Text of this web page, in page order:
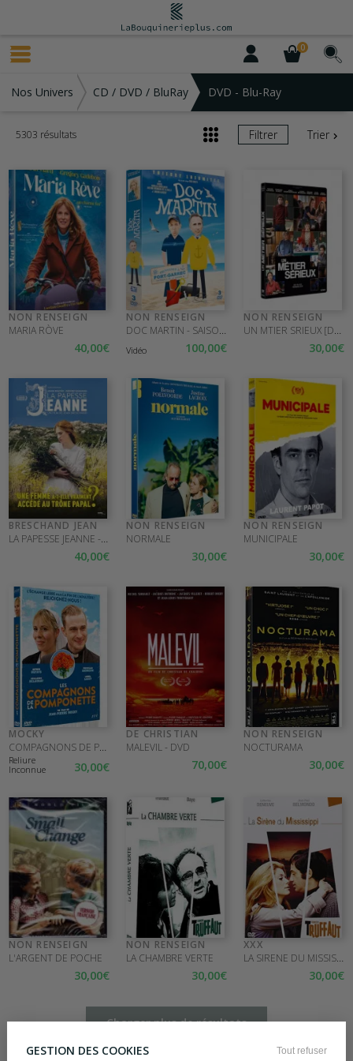
0
Nos Univers CD / DVD / BluRay DVD - Blu-Ray
5303 résultats Filtrer Trier
NON RENSEIGN
MARIA RÒVE
40,00€
NON RENSEIGN
DOC MARTIN - SAISON 4 - 3DVD
Vidéo 100,00€
NON RENSEIGN
UN MTIER SRIEUX [DVD]
30,00€
BRESCHAND JEAN
LA PAPESSE JEANNE - DVD
40,00€
NON RENSEIGN
NORMALE
30,00€
NON RENSEIGN
MUNICIPALE
30,00€
MOCKY
COMPAGNONS DE POMPONNETTE
Reliure
Inconnue
30,00€
DE CHRISTIAN
MALEVIL - DVD
70,00€
NON RENSEIGN
NOCTURAMA
30,00€
NON RENSEIGN
L'ARGENT DE POCHE
30,00€
NON RENSEIGN
LA CHAMBRE VERTE
30,00€
XXX
LA SIRENE DU MISSISSIPI - DVD
30,00€
Charger plus de résultats
Tout refuser
GESTION DES COOKIES